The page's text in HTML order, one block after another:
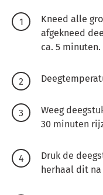
Kneed alle
afgekneed
ca. 5 minuten.
Weeg
30 minuten
Druk de
herhaal dit na